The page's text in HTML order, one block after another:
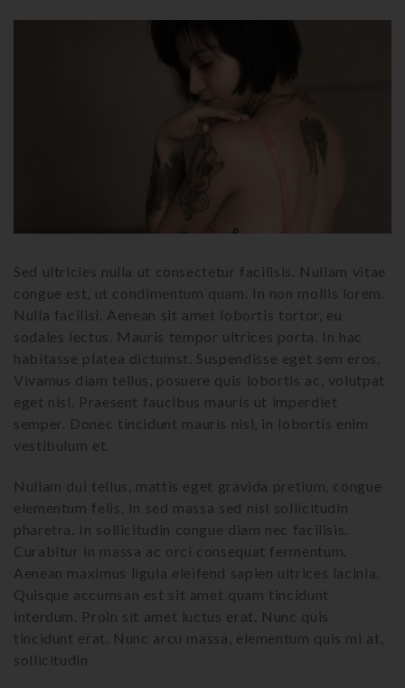
Sed ultricies nulla ut consectetur facilisis. Nullam vitae
congue est, ut condimentum quam. In non mollis lorem.
Nulla facilisi. Aenean sit amet lobortis tortor, eu
sodales lectus. Mauris tempor ultrices porta. In hac
habitasse platea dictumst. Suspendisse eget sem eros.
Vivamus diam tellus, posuere quis lobortis ac, volutpat
eget nisl. Praesent faucibus mauris ut imperdiet
semper. Donec tincidunt mauris nisl, in lobortis enim
vestibulum et.
Nullam dui tellus, mattis eget gravida pretium, congue
elementum felis. In sed massa sed nisl sollicitudin
pharetra. In sollicitudin congue diam nec facilisis.
Curabitur in massa ac orci consequat fermentum.
Aenean maximus ligula eleifend sapien ultrices lacinia.
Quisque accumsan est sit amet quam tincidunt
interdum. Proin sit amet luctus erat. Nunc quis
tincidunt erat. Nunc arcu massa, elementum quis mi at,
sollicitudin